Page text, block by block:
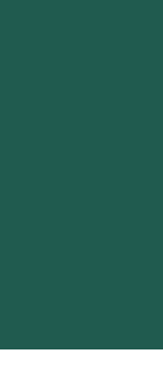
webbplats.